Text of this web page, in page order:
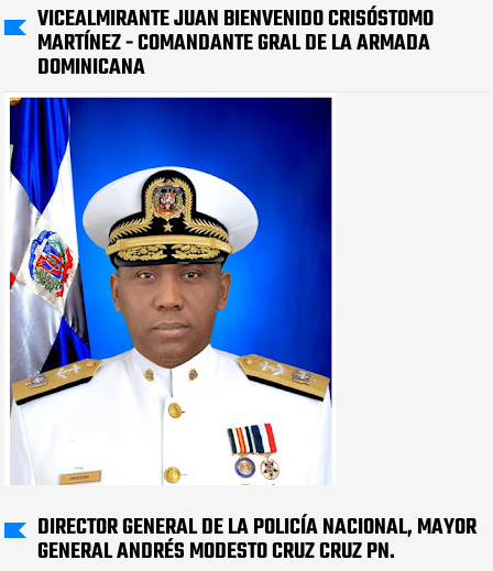
VICEALMIRANTE JUAN BIENVENIDO CRISÓSTOMO
MARTÍNEZ - COMANDANTE GRAL DE LA ARMADA
DOMINICANA
DIRECTOR GENERAL DE LA POLICÍA NACIONAL, MAYOR
GENERAL ANDRÉS MODESTO CRUZ CRUZ PN.